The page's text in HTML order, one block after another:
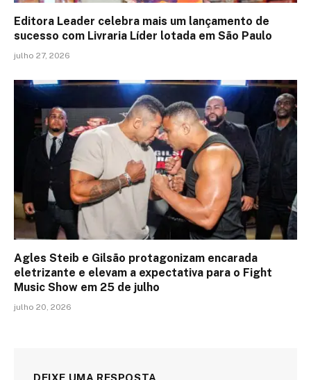
Editora Leader celebra mais um lançamento de
sucesso com Livraria Líder lotada em São Paulo
julho 27, 2026
Agles Steib e Gilsão protagonizam encarada
eletrizante e elevam a expectativa para o Fight
Music Show em 25 de julho
julho 20, 2026
DEIXE UMA RESPOSTA